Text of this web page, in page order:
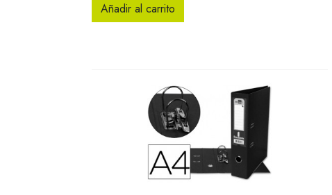
Añadir al carrito